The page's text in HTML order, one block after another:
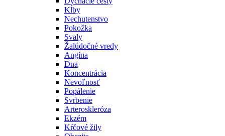
Kĺby
Nechutenstvo
Pokožka
Svaly
Žalúdočné vredy
Angína
Dna
Koncentrácia
Nevoľnosť
Popálenie
Svrbenie
Arteroskleróza
Ekzém
Kŕčové žily